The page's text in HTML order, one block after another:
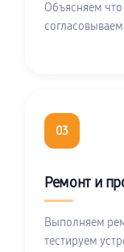
Объясняем
03
Ремонт и
Выполняем
тестируем